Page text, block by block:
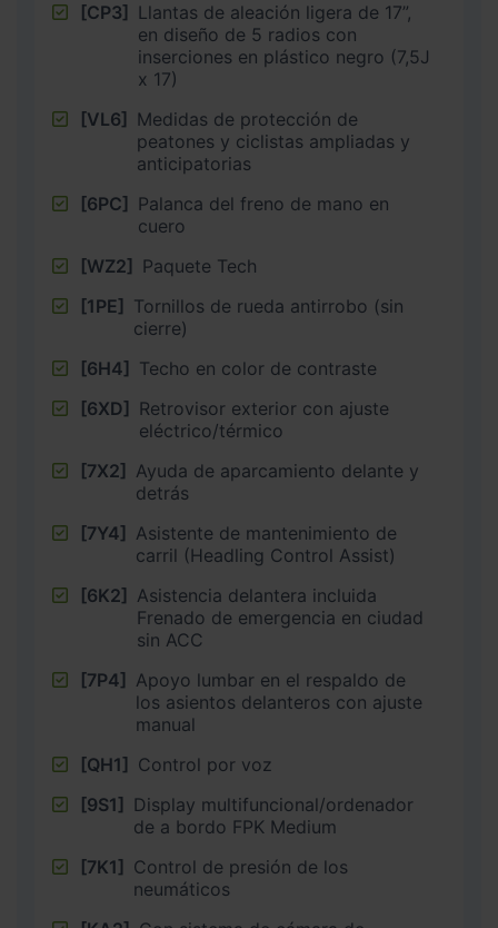
[CP3] Llantas de aleación ligera de 17”,
en diseño de 5 radios con
inserciones en plástico negro (7,5J
x 17)
[VL6] Medidas de protección de
peatones y ciclistas ampliadas y
anticipatorias
[6PC] Palanca del freno de mano en
cuero
[WZ2] Paquete Tech
[1PE] Tornillos de rueda antirrobo (sin
cierre)
[6H4] Techo en color de contraste
[6XD] Retrovisor exterior con ajuste
eléctrico/térmico
[7X2] Ayuda de aparcamiento delante y
detrás
[7Y4] Asistente de mantenimiento de
carril (Headling Control Assist)
[6K2] Asistencia delantera incluida
Frenado de emergencia en ciudad
sin ACC
[7P4] Apoyo lumbar en el respaldo de
los asientos delanteros con ajuste
manual
[QH1] Control por voz
[9S1] Display multifuncional/ordenador
de a bordo FPK Medium
[7K1] Control de presión de los
neumáticos